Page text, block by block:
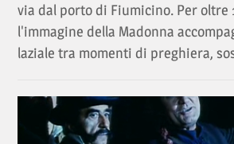
via dal porto di Fiumicino. Per oltre
l'immagine della Madonna
laziale tra momenti di preghiera,